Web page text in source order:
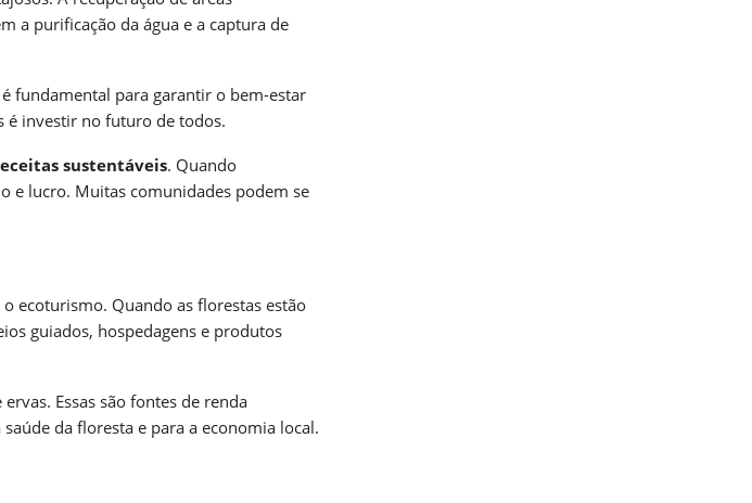
a purificação da água e a captura de
fundamental para garantir o bem-estar
é investir no futuro de todos.
sustentáveis. Quando
e lucro. Muitas comunidades podem se
ecoturismo. Quando as florestas estão
guiados, hospedagens e produtos
Essas são fontes de renda
da floresta e para a economia local.